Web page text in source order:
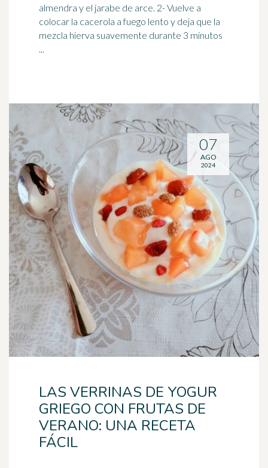
almendra y el jarabe de arce. 2- Vuelve a
colocar la cacerola a fuego lento y deja que la
mezcla hierva suavemente durante 3 minutos
...
LAS VERRINAS DE YOGUR
GRIEGO CON FRUTAS DE
VERANO: UNA RECETA
FÁCIL
07
AGO
2024